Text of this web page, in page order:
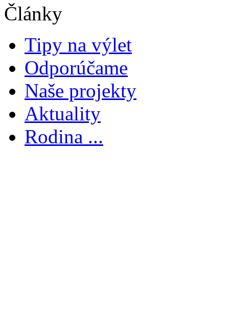
Články
Tipy na výlet
Odporúčame
Naše projekty
Aktuality
Rodina ...